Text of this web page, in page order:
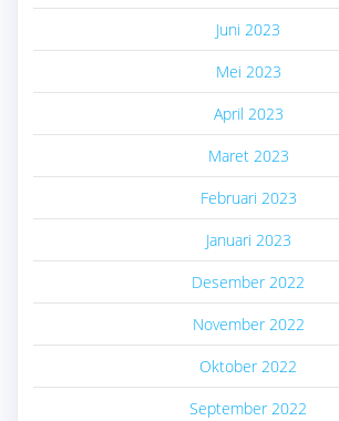
Juni 2023
Mei 2023
April 2023
Maret 2023
Februari 2023
Januari 2023
Desember 2022
November 2022
Oktober 2022
September 2022